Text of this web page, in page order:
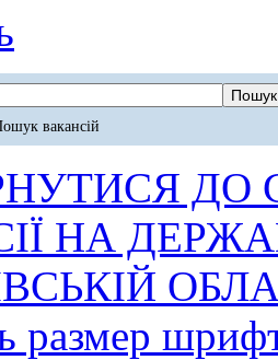
вакансій
ДО
НА
размер